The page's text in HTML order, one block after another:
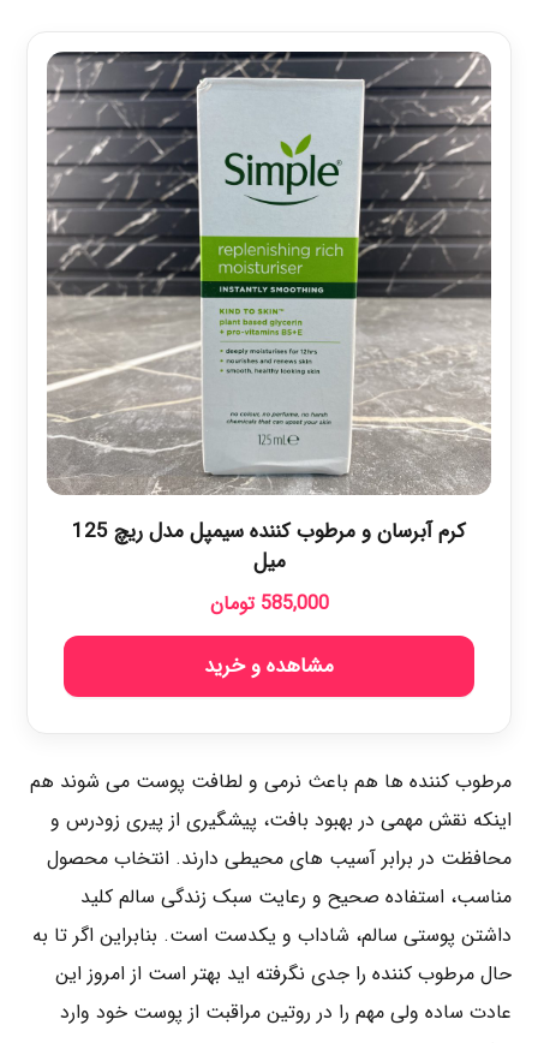
کرم آبرسان و مرطوب کننده سیمپل مدل ریچ 125
میل
585,000 تومان
مشاهده و خرید
مرطوب‌ کننده‌ ها هم باعث نرمی و لطافت پوست می‌ شوند هم
اینکه نقش مهمی در بهبود بافت، پیشگیری از پیری زودرس و
محافظت در برابر آسیب‌ های محیطی دارند. انتخاب محصول
مناسب، استفاده صحیح و رعایت سبک زندگی سالم کلید
داشتن پوستی سالم، شاداب و یکدست است. بنابراین اگر تا به
حال مرطوب‌ کننده را جدی نگرفته‌ اید بهتر است از امروز این
عادت ساده ولی مهم را در روتین مراقبت از پوست خود وارد